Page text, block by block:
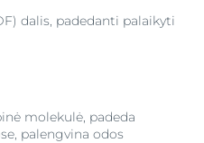
dalis, padedanti palaikyti
molekulė, padeda
palengvina odos